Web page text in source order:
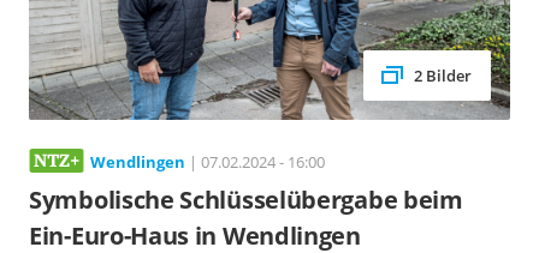
2 Bilder
Wendlingen | 07.02.2024 - 16:00
Symbolische Schlüsselübergabe beim
Ein-Euro-Haus in Wendlingen